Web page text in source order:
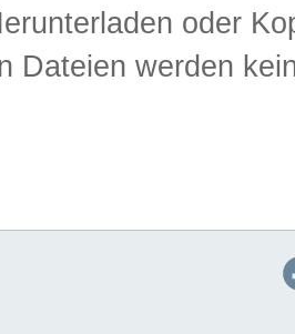
oder
Dateien werden